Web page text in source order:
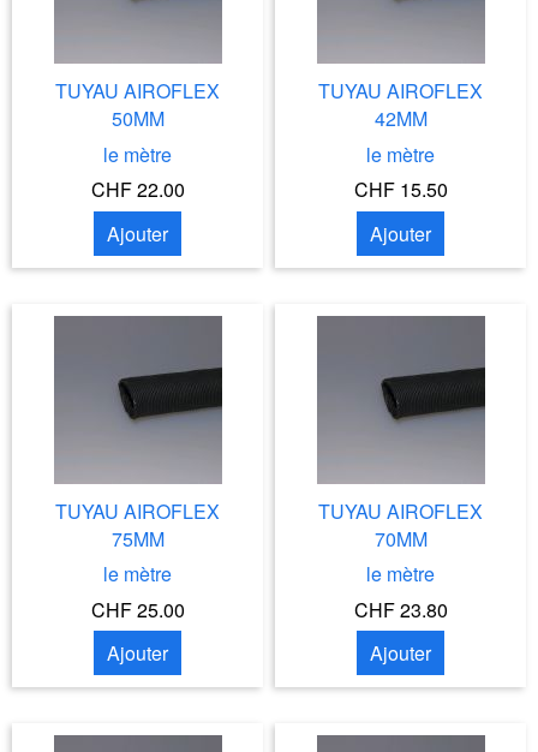
TUYAU AIROFLEX
50MM
le mètre
CHF 22.00
Ajouter
TUYAU AIROFLEX
42MM
le mètre
CHF 15.50
Ajouter
TUYAU AIROFLEX
75MM
le mètre
CHF 25.00
Ajouter
TUYAU AIROFLEX
70MM
le mètre
CHF 23.80
Ajouter